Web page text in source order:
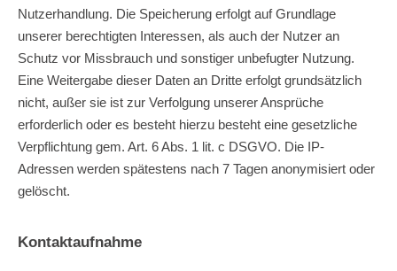
Nutzerhandlung. Die Speicherung erfolgt auf Grundlage
unserer berechtigten Interessen, als auch der Nutzer an
Schutz vor Missbrauch und sonstiger unbefugter Nutzung.
Eine Weitergabe dieser Daten an Dritte erfolgt grundsätzlich
nicht, außer sie ist zur Verfolgung unserer Ansprüche
erforderlich oder es besteht hierzu besteht eine gesetzliche
Verpflichtung gem. Art. 6 Abs. 1 lit. c DSGVO. Die IP-
Adressen werden spätestens nach 7 Tagen anonymisiert oder
gelöscht.
Kontaktaufnahme